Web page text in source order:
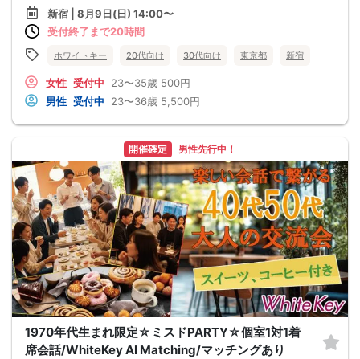
新宿 | 8月9日(日) 14:00〜
受付終了まで20時間
ホワイトキー 20代向け 30代向け 東京都 新宿
女性 受付中 23〜35歳 500円
男性 受付中 23〜36歳 5,500円
開催確定 男性先行中！
1970年代生まれ限定☆ミスドPARTY☆個室1対1着
席会話/WhiteKey AI Matching/マッチングあり